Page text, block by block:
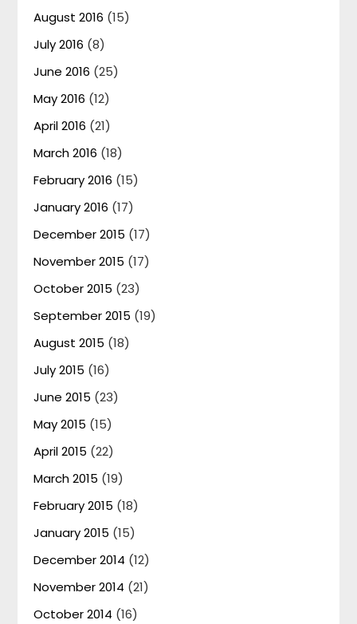
August 2016 (15)
July 2016 (8)
June 2016 (25)
May 2016 (12)
April 2016 (21)
March 2016 (18)
February 2016 (15)
January 2016 (17)
December 2015 (17)
November 2015 (17)
October 2015 (23)
September 2015 (19)
August 2015 (18)
July 2015 (16)
June 2015 (23)
May 2015 (15)
April 2015 (22)
March 2015 (19)
February 2015 (18)
January 2015 (15)
December 2014 (12)
November 2014 (21)
October 2014 (16)